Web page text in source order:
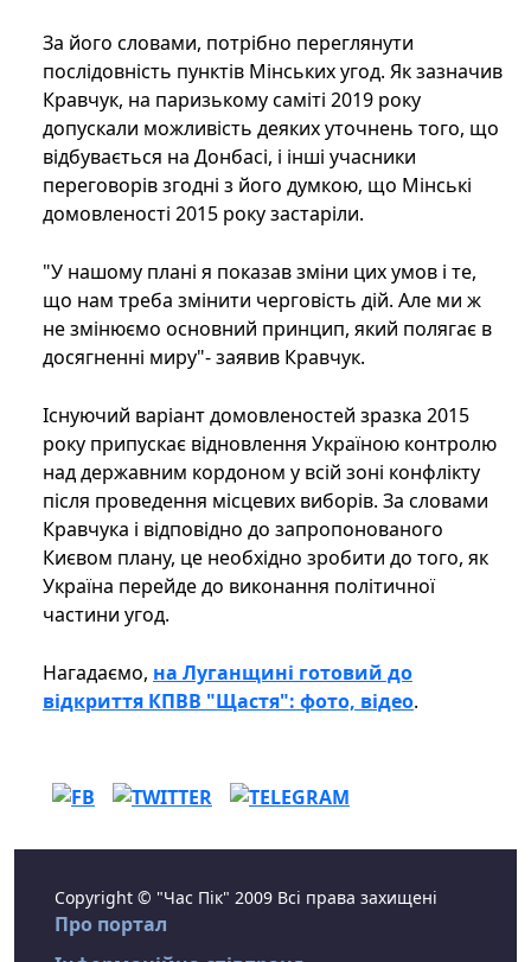
За його словами, потрібно переглянути
послідовність пунктів Мінських угод. Як зазначив
Кравчук, на паризькому саміті 2019 року
допускали можливість деяких уточнень того, що
відбувається на Донбасі, і інші учасники
переговорів згодні з його думкою, що Мінські
домовленості 2015 року застаріли.
"У нашому плані я показав зміни цих умов і те,
що нам треба змінити черговість дій. Але ми ж
не змінюємо основний принцип, який полягає в
досягненні миру"- заявив Кравчук.
Існуючий варіант домовленостей зразка 2015
року припускає відновлення Україною контролю
над державним кордоном у всій зоні конфлікту
після проведення місцевих виборів. За словами
Кравчука і відповідно до запропонованого
Києвом плану, це необхідно зробити до того, як
Україна перейде до виконання політичної
частини угод.
Нагадаємо, на Луганщині готовий до
відкриття КПВВ "Щастя": фото, відео.
Copyright © "Час Пік" 2009 Всі права захищені
Про портал